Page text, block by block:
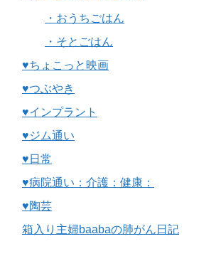
・おうちごはん
・そとごはん
♥ちょこっと映画
♥つぶやき
♥インプラント
♥ジム通い
♥日常
♥病院通い：介護：健康：
♥陶芸
箱入り主婦baabaの肺がん日記